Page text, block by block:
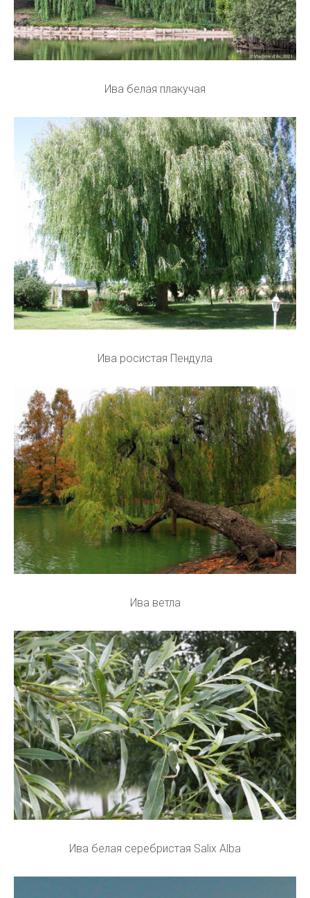
Ива белая плакучая
Ива росистая Пендула
Ива ветла
Ива белая серебристая Salix Alba